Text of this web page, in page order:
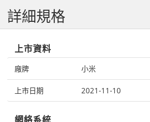
詳細規格
上市資料
廠牌 小米
上市日期 2021-11-10
網絡系統